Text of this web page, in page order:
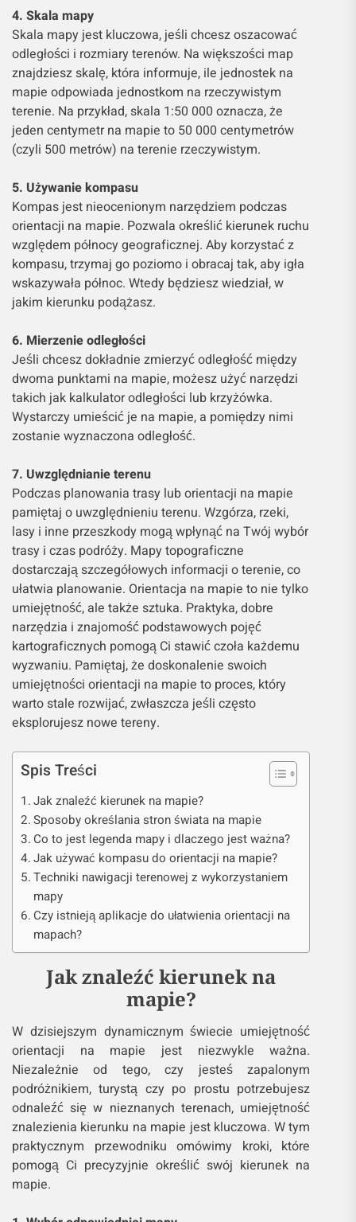
4. Skala mapy
Skala mapy jest kluczowa, jeśli chcesz oszacować
odległości i rozmiary terenów. Na większości map
znajdziesz skalę, która informuje, ile jednostek na
mapie odpowiada jednostkom na rzeczywistym
terenie. Na przykład, skala 1:50 000 oznacza, że
jeden centymetr na mapie to 50 000 centymetrów
(czyli 500 metrów) na terenie rzeczywistym.
5. Używanie kompasu
Kompas jest nieocenionym narzędziem podczas
orientacji na mapie. Pozwala określić kierunek ruchu
względem północy geograficznej. Aby korzystać z
kompasu, trzymaj go poziomo i obracaj tak, aby igła
wskazywała północ. Wtedy będziesz wiedział, w
jakim kierunku podążasz.
6. Mierzenie odległości
Jeśli chcesz dokładnie zmierzyć odległość między
dwoma punktami na mapie, możesz użyć narzędzi
takich jak kalkulator odległości lub krzyżówka.
Wystarczy umieścić je na mapie, a pomiędzy nimi
zostanie wyznaczona odległość.
7. Uwzględnianie terenu
Podczas planowania trasy lub orientacji na mapie
pamiętaj o uwzględnieniu terenu. Wzgórza, rzeki,
lasy i inne przeszkody mogą wpłynąć na Twój wybór
trasy i czas podróży. Mapy topograficzne
dostarczają szczegółowych informacji o terenie, co
ułatwia planowanie. Orientacja na mapie to nie tylko
umiejętność, ale także sztuka. Praktyka, dobre
narzędzia i znajomość podstawowych pojęć
kartograficznych pomogą Ci stawić czoła każdemu
wyzwaniu. Pamiętaj, że doskonalenie swoich
umiejętności orientacji na mapie to proces, który
warto stale rozwijać, zwłaszcza jeśli często
eksplorujesz nowe tereny.
Spis Treści
Jak znaleźć kierunek na mapie?
Sposoby określania stron świata na mapie
Co to jest legenda mapy i dlaczego jest ważna?
Jak używać kompasu do orientacji na mapie?
Techniki nawigacji terenowej z wykorzystaniem
mapy
Czy istnieją aplikacje do ułatwienia orientacji na
mapach?
Jak znaleźć kierunek na
mapie?
W dzisiejszym dynamicznym świecie umiejętność
orientacji na mapie jest niezwykle ważna.
Niezależnie od tego, czy jesteś zapalonym
podróżnikiem, turystą czy po prostu potrzebujesz
odnaleźć się w nieznanych terenach, umiejętność
znalezienia kierunku na mapie jest kluczowa. W tym
praktycznym przewodniku omówimy kroki, które
pomogą Ci precyzyjnie określić swój kierunek na
mapie.